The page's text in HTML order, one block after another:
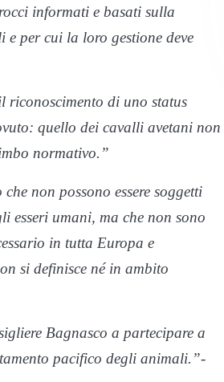
informati e basati sulla
per cui la loro gestione deve
riconoscimento di uno status
quello dei cavalli avetani non
normativo.”
non possono essere soggetti
esseri umani, ma che non sono
in tutta Europa e
si definisce né in ambito
Bagnasco a partecipare a
pacifico degli animali.”-